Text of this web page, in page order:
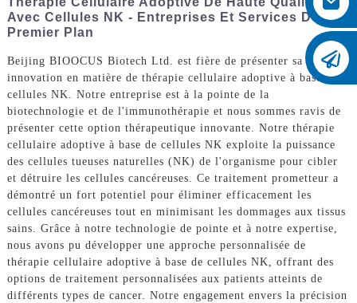
Avec Cellules NK - Entreprises Et Services De
Premier Plan
Beijing BIOOCUS Biotech Ltd. est fière de présenter sa dernière
innovation en matière de thérapie cellulaire adoptive à base de
cellules NK. Notre entreprise est à la pointe de la
biotechnologie et de l'immunothérapie et nous sommes ravis de
présenter cette option thérapeutique innovante. Notre thérapie
cellulaire adoptive à base de cellules NK exploite la puissance
des cellules tueuses naturelles (NK) de l'organisme pour cibler
et détruire les cellules cancéreuses. Ce traitement prometteur a
démontré un fort potentiel pour éliminer efficacement les
cellules cancéreuses tout en minimisant les dommages aux tissus
sains. Grâce à notre technologie de pointe et à notre expertise,
nous avons pu développer une approche personnalisée de
thérapie cellulaire adoptive à base de cellules NK, offrant des
options de traitement personnalisées aux patients atteints de
différents types de cancer. Notre engagement envers la précision